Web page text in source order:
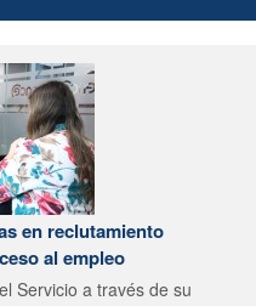
en reclutamiento
al empleo
Servicio a través de su